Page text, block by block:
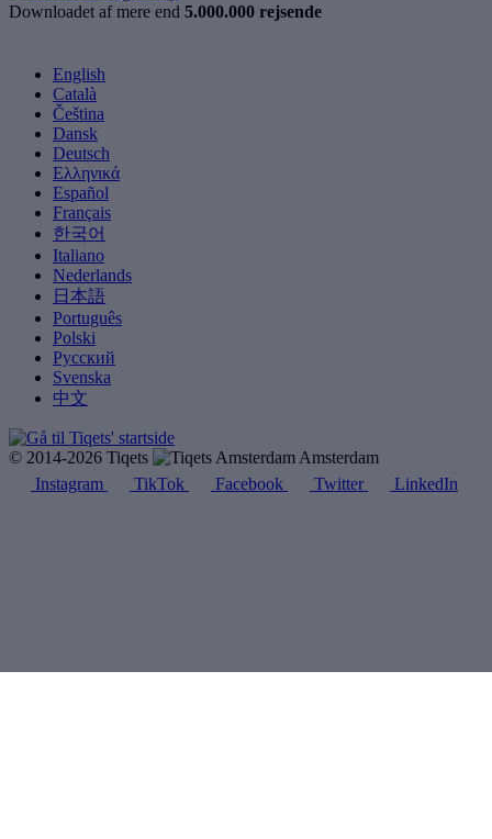
Downloadet af mere end 5.000.000 rejsende
English
Català
Čeština
Dansk
Deutsch
Ελληνικά
Español
Français
한국어
Italiano
Nederlands
日本語
Português
Polski
Русский
Svenska
中文
© 2014-2026 Tiqets
Amsterdam
Instagram
TikTok Facebook Twitter LinkedIn